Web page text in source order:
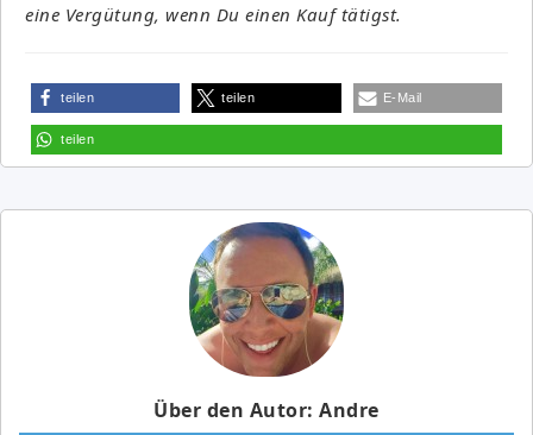
eine Vergütung, wenn Du einen Kauf tätigst.
teilen teilen E-Mail
teilen
Über den Autor: Andre